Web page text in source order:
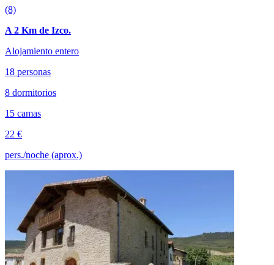
(8)
A 2 Km de Izco.
Alojamiento entero
18 personas
8 dormitorios
15 camas
22 €
pers./noche (aprox.)